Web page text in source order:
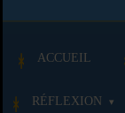
ACCUEIL
RÉFLEXION